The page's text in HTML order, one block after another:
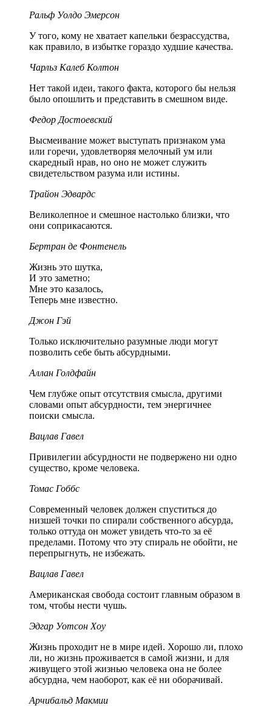
Ральф Уолдо Эмерсон
У того, кому не хватает капельки безрассудства,
как правило, в избытке гораздо худшие качества.
Чарльз Калеб Колтон
Нет такой идеи, такого факта, которого бы нельзя
было опошлить и представить в смешном виде.
Федор Достоевский
Высмеивание может выступать признаком ума
или горечи, удовлетворяя мелочный ум или
скаредный нрав, но оно не может служить
свидетельством разума или истины.
Трайон Эдвардс
Великолепное и смешное настолько близки, что
они соприкасаются.
Бертран де Фонтенель
Жизнь это шутка,
И это заметно;
Мне это казалось,
Теперь мне известно.
Джон Гэй
Только исключительно разумные люди могут
позволить себе быть абсурдными.
Аллан Голдфайн
Чем глубже опыт отсутствия смысла, другими
словами опыт абсурдности, тем энергичнее
поиски смысла.
Вацлав Гавел
Привилегии абсурдности не подвержено ни одно
существо, кроме человека.
Томас Гоббс
Современный человек должен спуститься до
низшей точки по спирали собственного абсурда,
только оттуда он может увидеть что-то за её
пределами. Потому что эту спираль не обойти, не
перепрыгнуть, не избежать.
Вацлав Гавел
Американская свобода состоит главным образом в
том, чтобы нести чушь.
Эдгар Уотсон Хоу
Жизнь проходит не в мире идей. Хорошо ли, плохо
ли, но жизнь проживается в самой жизни, и для
живущего этой жизнью человека она не более
абсурдна, чем наоборот, как её ни оборачивай.
Арчибальд Макмии